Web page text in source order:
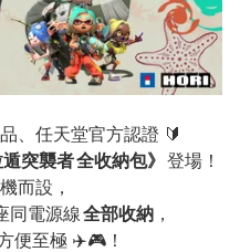
、任天堂官方認證 🔰
襲者 全收納包》 登場！
而設，
同電源線全部收納 ，
便至極 ✈️🎮！